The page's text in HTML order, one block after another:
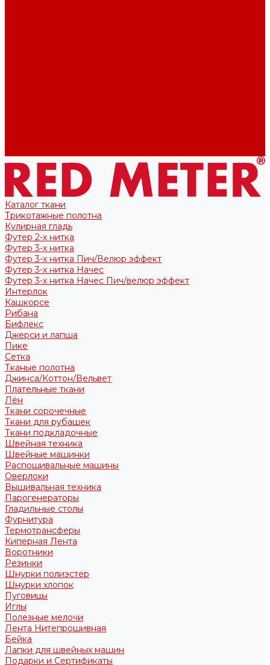
Каталог ткани
Трикотажные полотна
Кулирная гладь
Футер 2-х нитка
Футер 3-х нитка
Футер 3-х нитка Пич/Велюр эффект
Футер 3-х нитка Начес
Футер 3-х нитка Начес Пич/велюр эффект
Интерлок
Кашкорсе
Рибана
Бифлекс
Джерси и лапша
Пике
Сетка
Тканые полотна
Джинса/Коттон/Вельвет
Плательные ткани
Лён
Ткани сорочечные
Ткани для рубашек
Ткани подкладочные
Швейная техника
Швейные машинки
Распошивальные машины
Оверлоки
Вышивальная техника
Парогенераторы
Гладильные столы
Фурнитура
Термотрансферы
Киперная Лента
Воротники
Резинки
Шнурки полиэстер
Шнурки хлопок
Пуговицы
Иглы
Полезные мелочи
Лента Нитепрошивная
Бейка
Лапки для швейных машин
Подарки и Сертификаты